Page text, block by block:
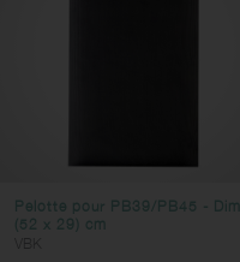
Pelotte pour PB39/PB45 - Dim.
(52 x 29) cm